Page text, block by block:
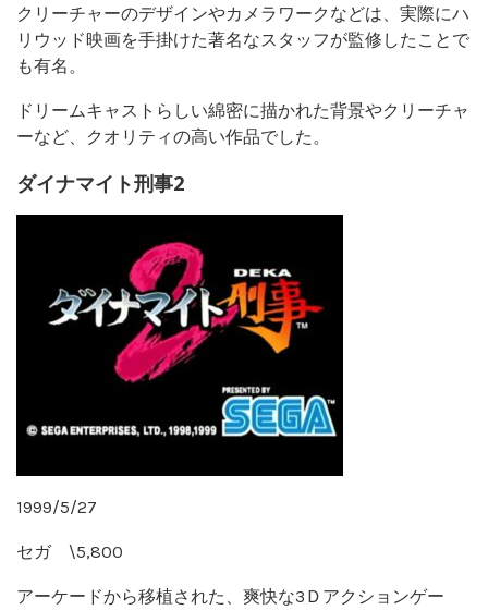
クリーチャーのデザインやカメラワークなどは、実際にハ
リウッド映画を手掛けた著名なスタッフが監修したことで
も有名。
ドリームキャストらしい綿密に描かれた背景やクリーチャ
ーなど、クオリティの高い作品でした。
ダイナマイト刑事2
1999/5/27
セガ \5,800
アーケードから移植された、爽快な3Ｄアクションゲー